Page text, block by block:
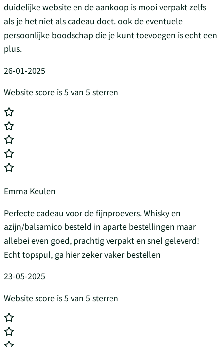
duidelijke website en de aankoop is mooi verpakt zelfs
als je het niet als cadeau doet. ook de eventuele
persoonlijke boodschap die je kunt toevoegen is echt een
plus.
26-01-2025
Website score is 5 van 5 sterren
Emma Keulen
Perfecte cadeau voor de fijnproevers. Whisky en
azijn/balsamico besteld in aparte bestellingen maar
allebei even goed, prachtig verpakt en snel geleverd!
Echt topspul, ga hier zeker vaker bestellen
23-05-2025
Website score is 5 van 5 sterren